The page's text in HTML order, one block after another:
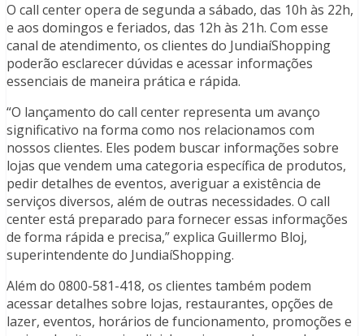
O call center opera de segunda a sábado, das 10h às 22h,
e aos domingos e feriados, das 12h às 21h. Com esse
canal de atendimento, os clientes do JundiaíShopping
poderão esclarecer dúvidas e acessar informações
essenciais de maneira prática e rápida.
“O lançamento do call center representa um avanço
significativo na forma como nos relacionamos com
nossos clientes. Eles podem buscar informações sobre
lojas que vendem uma categoria específica de produtos,
pedir detalhes de eventos, averiguar a existência de
serviços diversos, além de outras necessidades. O call
center está preparado para fornecer essas informações
de forma rápida e precisa,” explica Guillermo Bloj,
superintendente do JundiaíShopping.
Além do 0800-581-418, os clientes também podem
acessar detalhes sobre lojas, restaurantes, opções de
lazer, eventos, horários de funcionamento, promoções e